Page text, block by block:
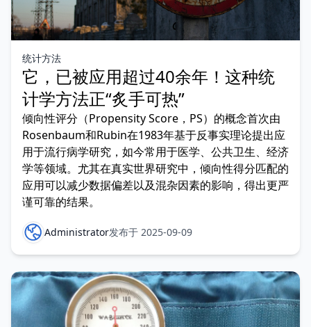
统计方法
它，已被应用超过40余年！这种统
计学方法正“炙手可热”
倾向性评分（Propensity Score，PS）的概念首次由
Rosenbaum和Rubin在1983年基于反事实理论提出应
用于流行病学研究，如今常用于医学、公共卫生、经济
学等领域。尤其在真实世界研究中，倾向性得分匹配的
应用可以减少数据偏差以及混杂因素的影响，得出更严
谨可靠的结果。
Administrator发布于 2025-09-09